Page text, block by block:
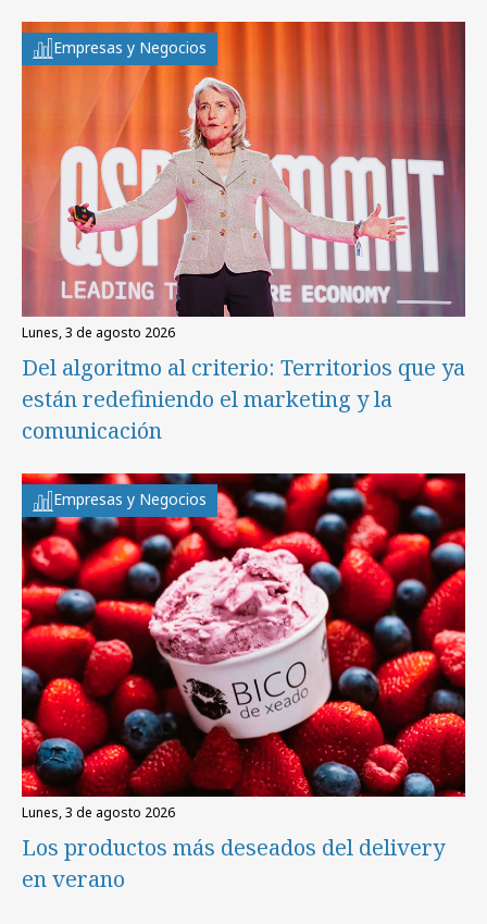
Empresas y Negocios
lunes, 3 de agosto 2026
Del algoritmo al criterio: Territorios que ya
están redefiniendo el marketing y la
comunicación
Empresas y Negocios
lunes, 3 de agosto 2026
Los productos más deseados del delivery
en verano